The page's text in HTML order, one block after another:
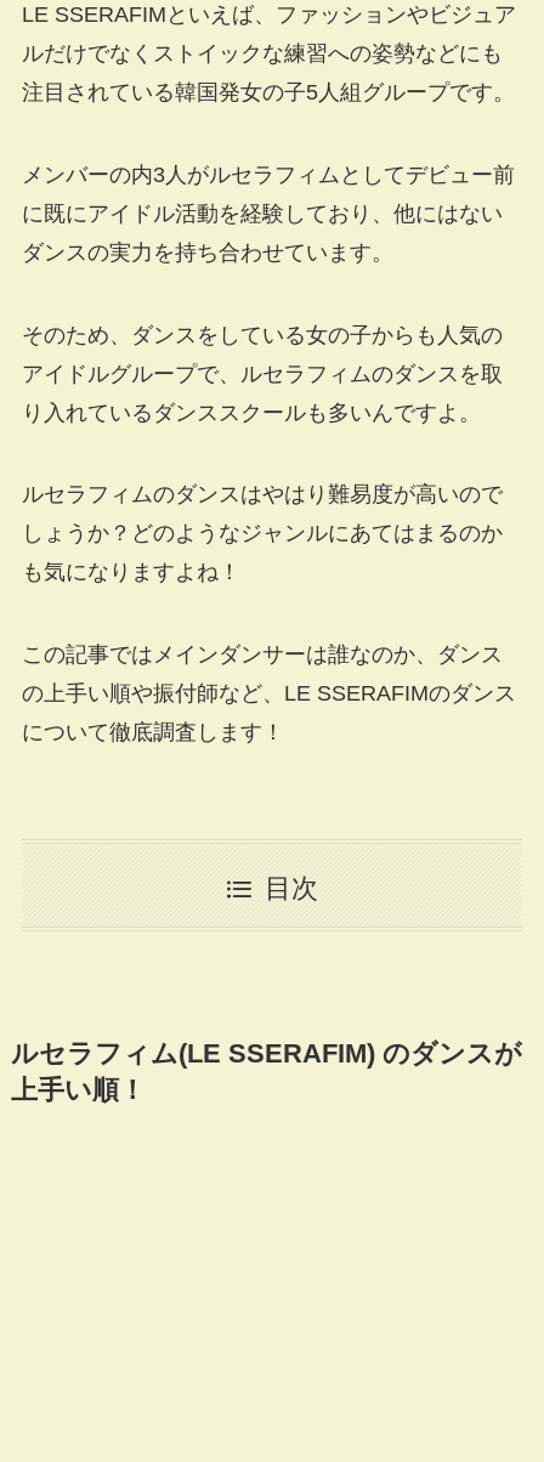
LE SSERAFIMといえば、ファッションやビジュア
ルだけでなくストイックな練習への姿勢などにも
注目されている韓国発女の子5人組グループです。
メンバーの内3人がルセラフィムとしてデビュー前
に既にアイドル活動を経験しており、他にはない
ダンスの実力を持ち合わせています。
そのため、ダンスをしている女の子からも人気の
アイドルグループで、ルセラフィムのダンスを取
り入れているダンススクールも多いんですよ。
ルセラフィムのダンスはやはり難易度が高いので
しょうか？どのようなジャンルにあてはまるのか
も気になりますよね！
この記事ではメインダンサーは誰なのか、ダンス
の上手い順や振付師など、LE SSERAFIMのダンス
について徹底調査します！
目次
ルセラフィム(LE SSERAFIM) のダンスが
上手い順！